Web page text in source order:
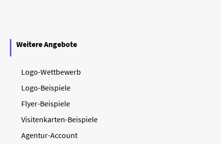
Weitere Angebote
Logo-Wettbewerb
Logo-Beispiele
Flyer-Beispiele
Visitenkarten-Beispiele
Agentur-Account